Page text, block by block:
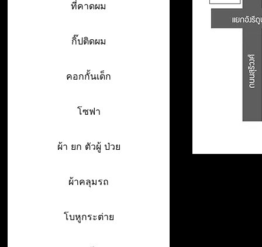
ที่คาดผม
กิ๊ปติดผม
คอกกั้นเด็ก
โซฟา
ผ้า ยก ตัวผู้ ป่วย
ผ้าคลุมรถ
โบหูกระต่าย